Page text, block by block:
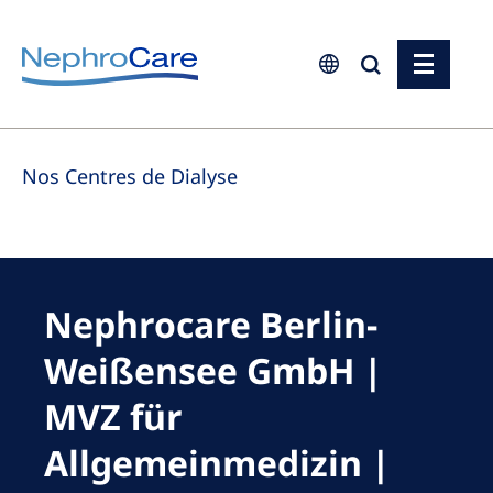
Europe
Czech Republic
Germany
Italy
Netherlands
Poland
Portugal
Nos Centres de Dialyse
Nephrocare Berlin-
Weißensee GmbH |
MVZ für
Allgemeinmedizin |